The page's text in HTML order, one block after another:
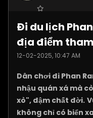
Posts: 3873
Đi du lịch
địa điểm
12-02-2025, 10:47 AM
Dân chơi đi Phan
nhậu quán xá mà
xò", đậm chất đời.
không chỉ có biển